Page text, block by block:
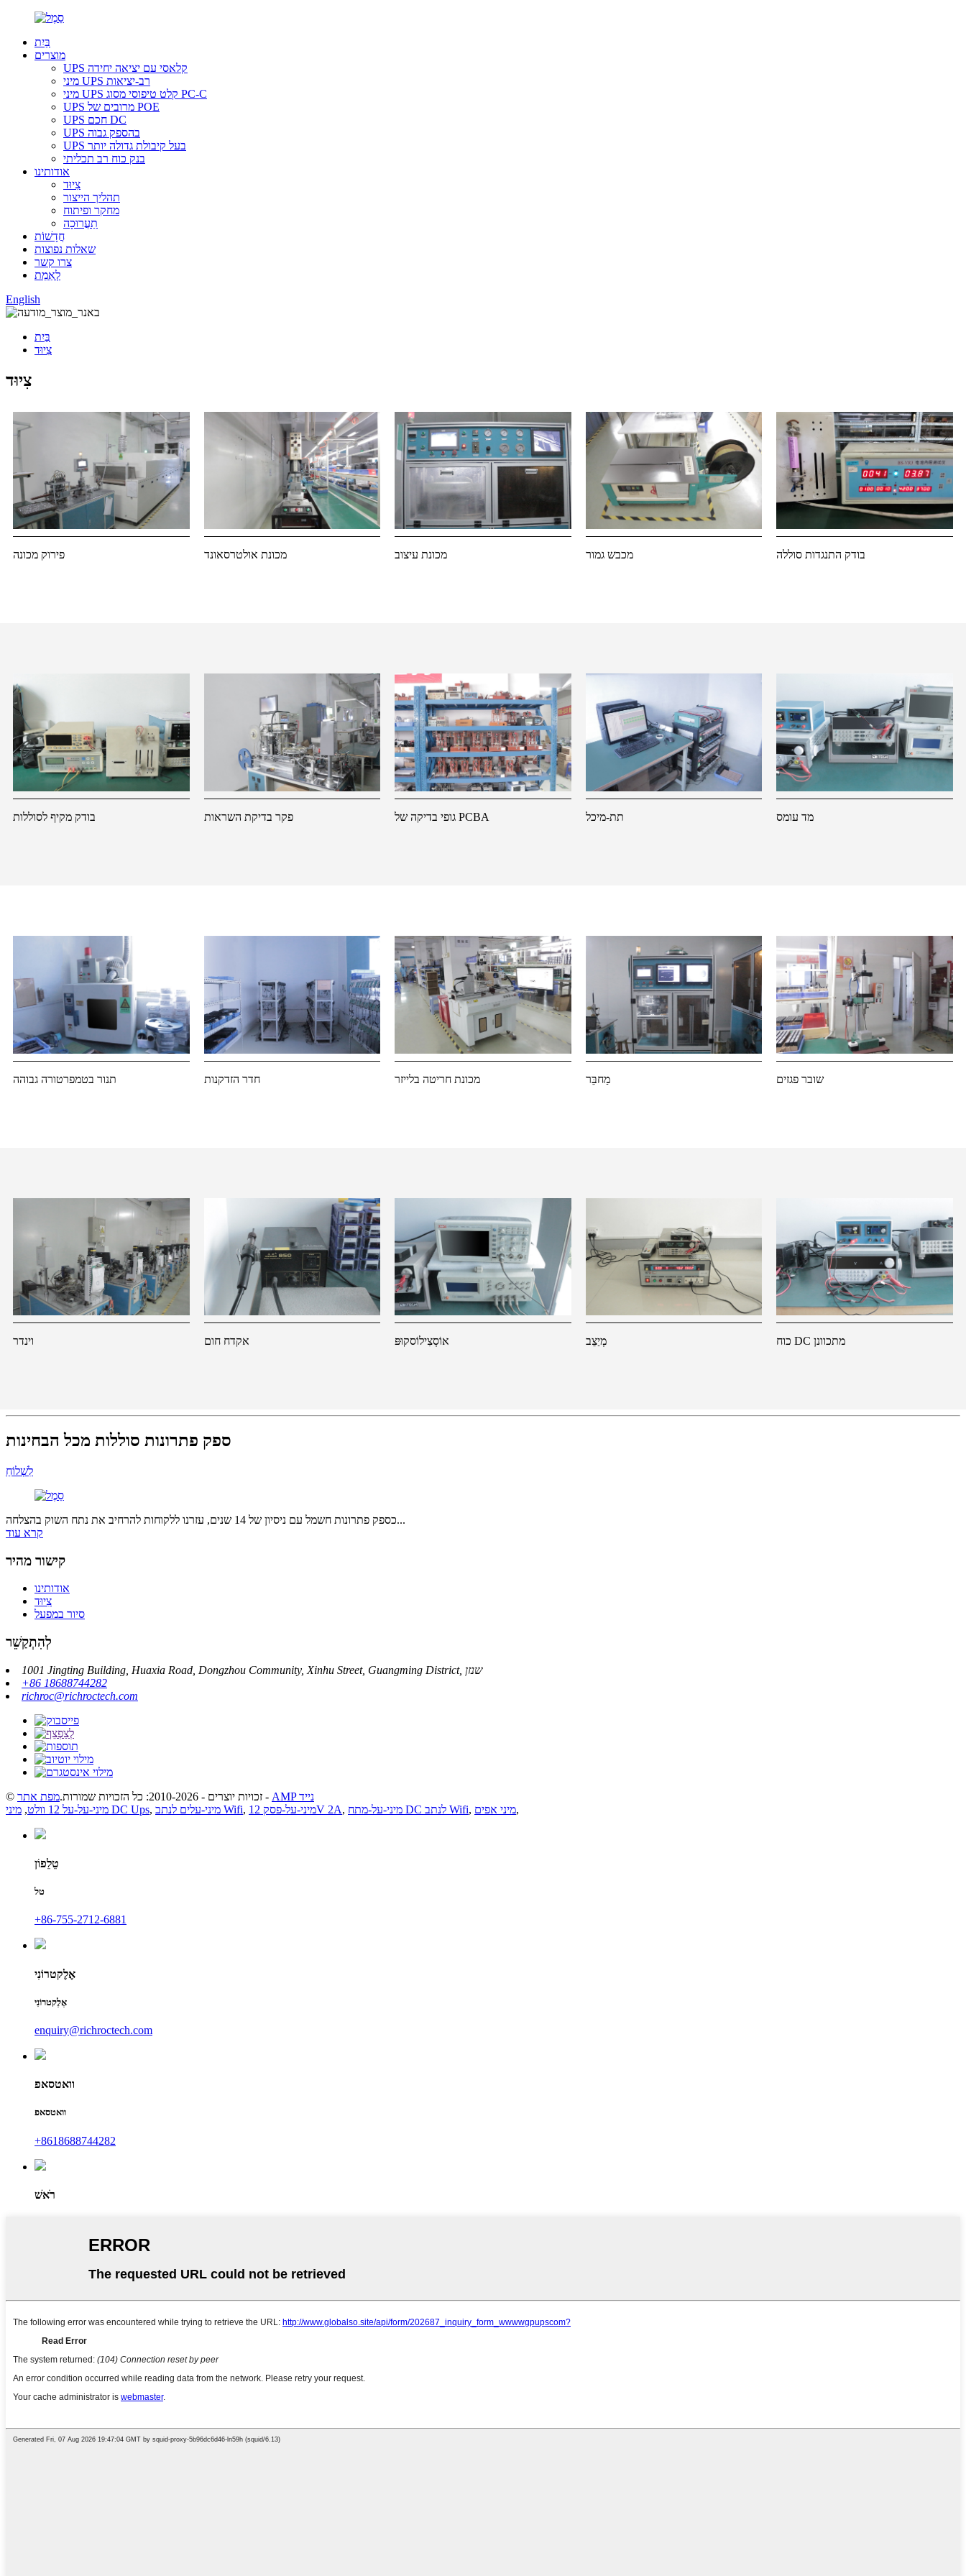
בַּיִת
מוצרים
UPS קלאסי עם יציאה יחידה
מיני UPS רב-יציאות
מיני UPS קלט טיפוסי מסוג PC-C
UPS מרובים של POE
UPS חכם DC
UPS בהספק גבוה
UPS בעל קיבולת גדולה יותר
בנק כוח רב תכליתי
אודותינו
צִיוּד
תהליך הייצור
מחקר ופיתוח
תַעֲרוּכָה
חֲדָשׁוֹת
שאלות נפוצות
צרו קשר
לְאַמֵת
English
בַּיִת
צִיוּד
צִיוּד
פירוק מכונה מכונת אולטרסאונד מכונת עיצוב מכבש גמור בודק התנגדות סוללה
בודק מקיף לסוללות פקר בדיקת השראות גופי בדיקה של PCBA תת-מיכל מד עומס
תנור בטמפרטורה גבוהה חדר הזדקנות מכונת חריטה בלייזר מַחבֵּר שובר פגזים
וינדר אקדח חום אוֹסְצִילוֹסקוּפּ מְיַצֵב כוח DC מתכוונן
ספק פתרונות סוללות מכל הבחינות
לִשְׁלוֹחַ
כספק פתרונות חשמל עם ניסיון של 14 שנים, עזרנו ללקוחות להרחיב את נתח השוק בהצלחה...
קרא עוד
קישור מהיר
אודותינו
צִיוּד
סיור במפעל
לְהִתְקַשֵׁר
1001 Jingting Building, Huaxia Road, Dongzhou Community, Xinhu Street, Guangming District, שנזן
+86 18688744282
richroc@richroctech.com
© זכויות יוצרים - 2010-2026: כל הזכויות שמורות. מפת אתר -
AMP נייד
מיני-על-על 12 וולט
, מיני DC Ups, מיני-עלים לנתב Wifi, מיני-על-פסק 12V 2A, מיני-על-מתח DC לנתב Wifi, מיני אפים,
טֵלֵפוֹן
טל
‎+86-755-2712-6881
אֶלֶקטרוֹנִי
אֶלֶקטרוֹנִי
enquiry@richroctech.com
וואטסאפ
וואטסאפ
‎+8618688744282
רֹאשׁ